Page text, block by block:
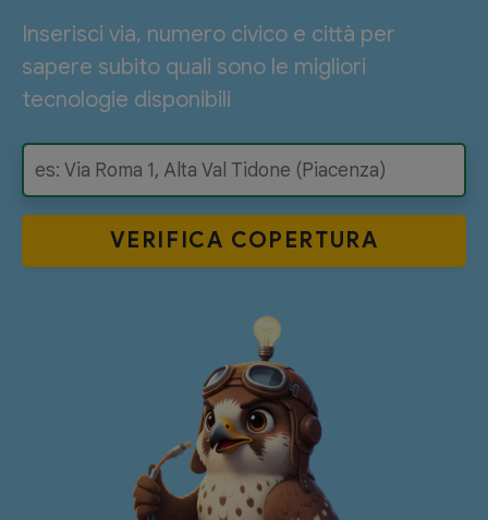
Inserisci via, numero civico e città per
sapere subito quali sono le migliori
tecnologie disponibili
VERIFICA COPERTURA